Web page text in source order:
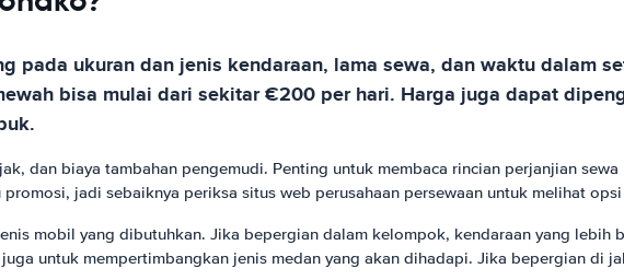
pada ukuran dan jenis kendaraan, lama sewa, dan waktu dalam
bisa mulai dari sekitar €200 per hari. Harga juga dapat
dan biaya tambahan pengemudi. Penting untuk membaca rincian perjanjian
jadi sebaiknya periksa situs web perusahaan persewaan untuk melihat
mobil yang dibutuhkan. Jika bepergian dalam kelompok, kendaraan yang lebih
untuk mempertimbangkan jenis medan yang akan dihadapi. Jika bepergian di